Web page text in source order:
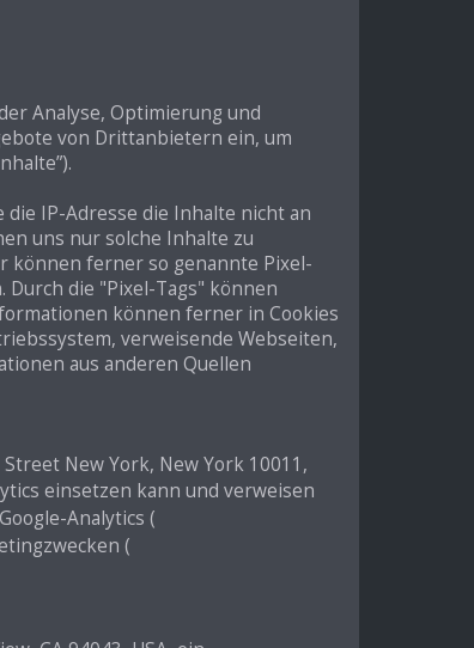
Analyse, Optimierung und
von Drittanbietern ein, um
IP-Adresse die Inhalte nicht an
uns nur solche Inhalte zu
können ferner so genannte Pixel-
die "Pixel-Tags" können
können ferner in Cookies
verweisende Webseiten,
aus anderen Quellen
New York, New York 10011,
einsetzen kann und verweisen
Analytics (
(